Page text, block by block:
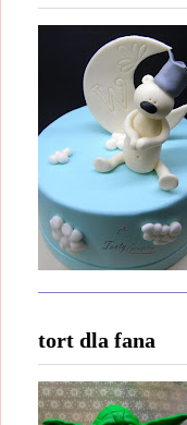
tort dla fana